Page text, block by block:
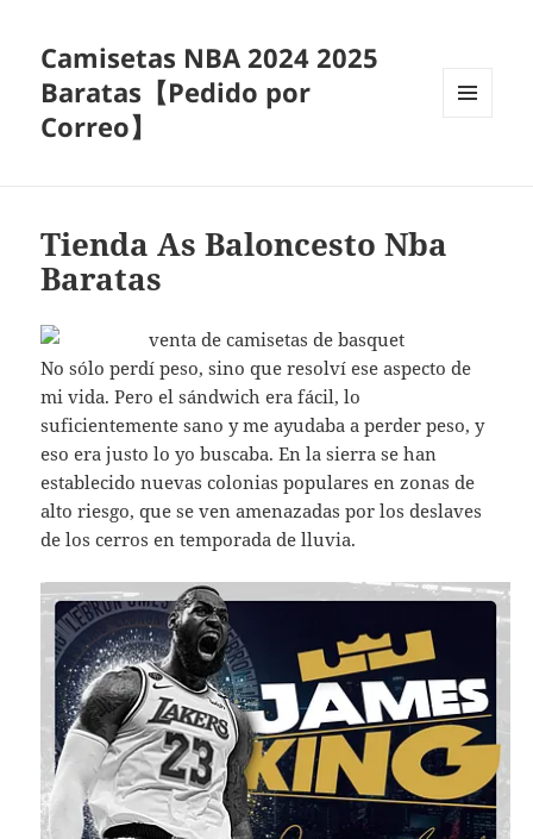
Camisetas NBA 2024 2025
Baratas【Pedido por
Correo】
Tienda As Baloncesto Nba
Baratas
No sólo perdí peso, sino que resolví ese aspecto de
mi vida. Pero el sándwich era fácil, lo
suficientemente sano y me ayudaba a perder peso, y
eso era justo lo yo buscaba. En la sierra se han
establecido nuevas colonias populares en zonas de
alto riesgo, que se ven amenazadas por los deslaves
de los cerros en temporada de lluvia.